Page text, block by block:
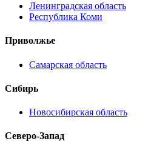
Ленинградская область
Республика Коми
Приволжье
Самарская область
Сибирь
Новосибирская область
Северо-Запад